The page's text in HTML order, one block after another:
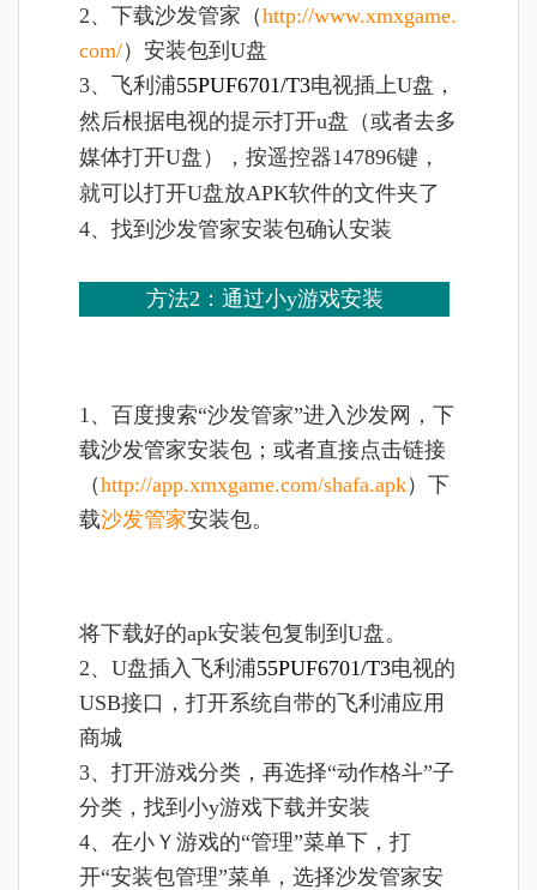
2、下载沙发管家（http://www.xmxgame.
com/）安装包到U盘
3、 飞利浦55PUF6701/T3电视插上U盘，
然后根据电视的提示打开u盘（或者去多
媒体打开U盘），按遥控器147896键，
就可以打开U盘放APK软件的文件夹了
4、找到沙发管家安装包确认安装
方法2： 通过小y游戏安装
1、 百度搜索“沙发管家”进入沙发网，下
载沙发管家安装包；或者直接点击链接
（http://app.xmxgame.com/shafa.apk）下
载沙发管家安装包。
将下载好的apk安装包复制到U盘。
2、U盘插入 飞利浦55PUF6701/T3电视的
USB接口，打开系统自带的飞利浦应用
商城
3、打开游戏分类，再选择“动作格斗”子
分类，找到小y游戏下载并安装
4、在小Ｙ游戏的“管理”菜单下，打
开“安装包管理”菜单，选择沙发管家安